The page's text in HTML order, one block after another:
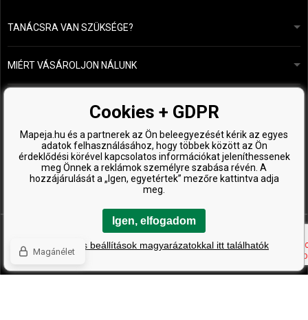
TANÁCSRA VAN SZÜKSÉGE?info@mapeja.hu
24 órán belül válaszolunk.
MIÉRT VÁSÁROLJON NÁLUNK
Általános szerződési feltételek (ÁSZF)
Személyes adatok védelme
Fizetési és szállítási áttekintés
Áru visszaküldése
A mi történetünk
Fodrásztanácsadás
Kapcsolat
Ingyenes minták
TOP MÁRKÁK
Kérastase
O&M
Paul Mitchell
Wella Professionals
Cookies + GDPR
Mapeja.hu és a partnerek az Ön beleegyezését kérik az egyes
adatok felhasználásához, hogy többek között az Ön
érdeklődési körével kapcsolatos információkat jeleníthessenek
meg Önnek a reklámok személyre szabása révén. A
hozzájárulását a „Igen, egyetértek” mezőre kattintva adja
meg.
Igen, elfogadom
A részletes beállítások magyarázatokkal itt találhatók
Magánélet